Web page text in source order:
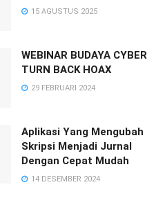
15 AGUSTUS 2025
WEBINAR BUDAYA CYBER
TURN BACK HOAX
29 FEBRUARI 2024
Aplikasi Yang Mengubah
Skripsi Menjadi Jurnal
Dengan Cepat Mudah
14 DESEMBER 2024